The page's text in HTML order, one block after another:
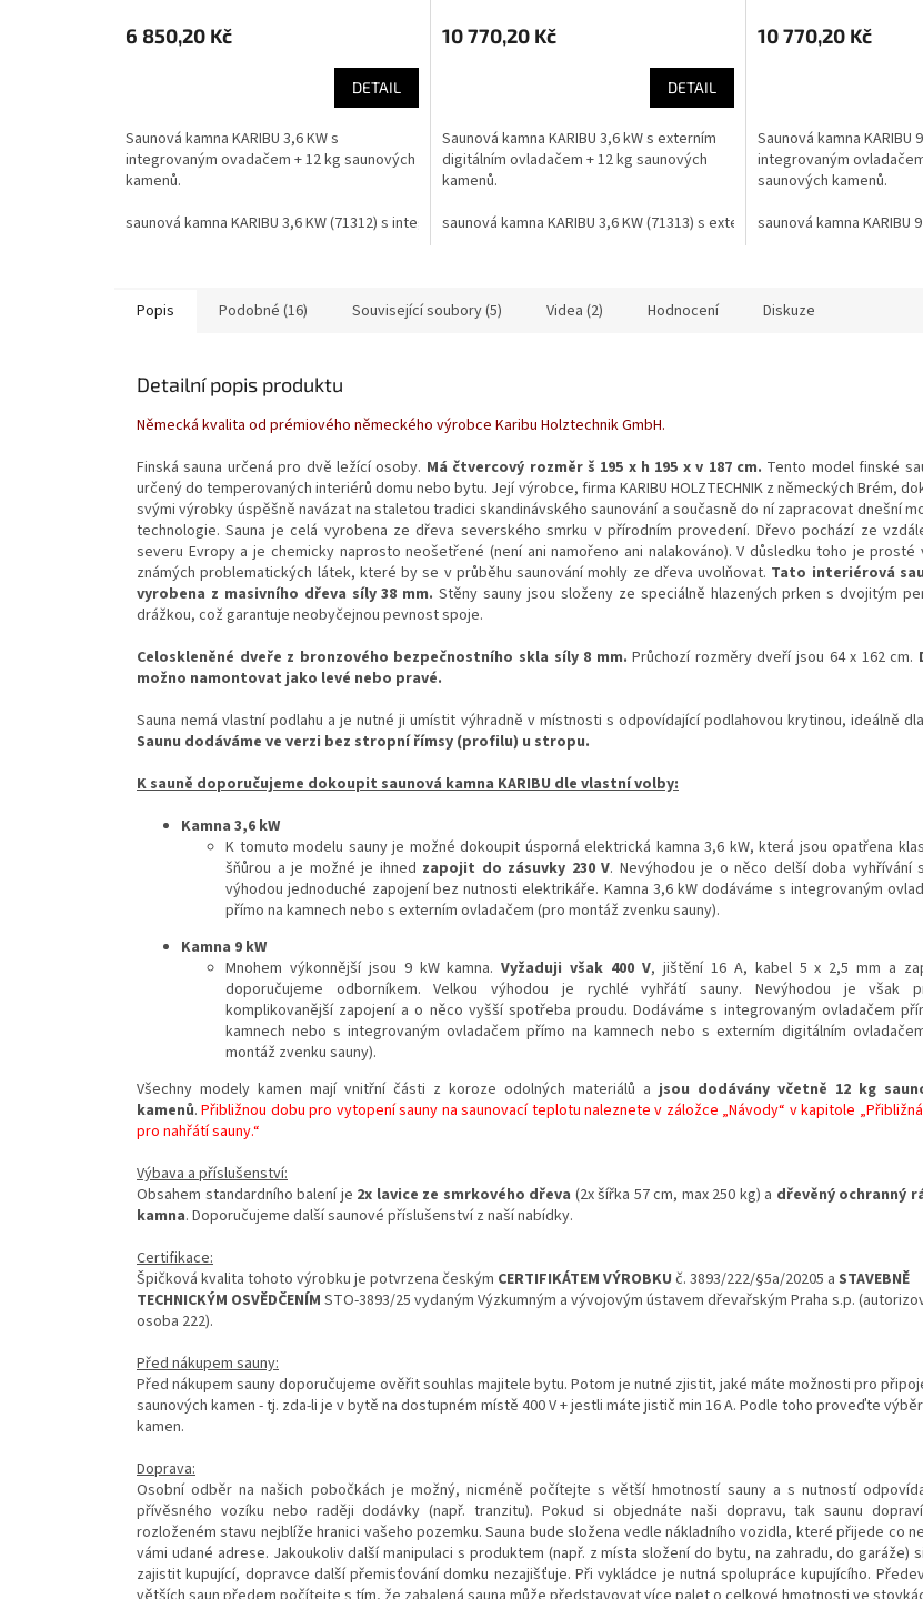
6 850,20 Kč
DETAIL
Saunová kamna KARIBU 3,6 KW s
integrovaným ovadačem + 12 kg saunových
kamenů.
saunová kamna KARIBU 3,6 KW (71312) s integrovaným ovladačem LG1916
10 770,20 Kč
DETAIL
Saunová kamna KARIBU 3,6 kW s externím
digitálním ovladačem + 12 kg saunových
kamenů.
saunová kamna KARIBU 3,6 KW (71313) s externím dig. ovladačem LG1917
10 770,20 Kč
Saunová kamna KARIBU
integrovaným
saunových kamenů.
saunová kamna KARIBU
Popis Podobné (16) Související soubory (5) Videa (2) Hodnocení Diskuze
Detailní popis produktu
Německá kvalita od prémiového německého výrobce Karibu Holztechnik GmbH.
Finská sauna určená pro dvě ležící osoby. Má čtvercový rozměr š 195 x h 195 x v 187 cm. Tento model finské
určený do temperovaných interiérů domu nebo bytu. Její výrobce, firma KARIBU HOLZTECHNIK z německých Brém,
svými výrobky úspěšně navázat na staletou tradici skandinávského saunování a současně do ní zapracovat dnešní
technologie. Sauna je celá vyrobena ze dřeva severského smrku v přírodním provedení. Dřevo pochází ze
severu Evropy a je chemicky naprosto neošetřené (není ani namořeno ani nalakováno). V důsledku toho je prosté
známých problematických látek, které by se v průběhu saunování mohly ze dřeva uvolňovat. Tato interiérová
vyrobena z masivního dřeva síly 38 mm. Stěny sauny jsou složeny ze speciálně hlazených prken s dvojitým
drážkou, což garantuje neobyčejnou pevnost spoje.
Celoskleněné dveře z bronzového bezpečnostního skla síly 8 mm.Průchozí rozměry dveří jsou 64 x 162 cm.
možno namontovat jako levé nebo pravé.
Sauna nemá vlastní podlahu a je nutné ji umístit výhradně v místnosti s odpovídající podlahovou krytinou, ideálně
Saunu dodáváme ve verzi bez stropní římsy (profilu) u stropu.
K sauně doporučujeme dokoupit saunová kamna KARIBU dle vlastní volby:
Kamna 3,6 kW
K tomuto modelu sauny je možné dokoupit úsporná elektrická kamna 3,6 kW, která jsou opatřena
šňůrou a je možné je ihned zapojit do zásuvky 230 V. Nevýhodou je o něco delší doba vyhřívání
výhodou jednoduché zapojení bez nutnosti elektrikáře. Kamna 3,6 kW dodáváme s integrovaným
přímo na kamnech nebo s externím ovladačem (pro montáž zvenku sauny).
Kamna 9 kW
Mnohem výkonnější jsou 9 kW kamna.Vyžaduji však 400 V, jištění 16 A, kabel 5 x 2,5 mm a
doporučujeme odborníkem. Velkou výhodou je rychlé vyhřátí sauny. Nevýhodou je však
komplikovanější zapojení a o něco vyšší spotřeba proudu. Dodáváme s integrovaným ovladačem
kamnech nebo s integrovaným ovladačem přímo na kamnech nebo s externím digitálním
montáž zvenku sauny).
Všechny modely kamen mají vnitřní části z koroze odolných materiálů a jsou dodávány včetně 12 kg
kamenů.Přibližnou dobu pro vytopení sauny na saunovací teplotu naleznete v záložce „Návody“ v kapitole
pro nahřátí sauny.“
Výbava a příslušenství:
Obsahem standardního balení je 2x lavice ze smrkového dřeva (2x šířka 57 cm, max 250 kg) a dřevěný ochranný
kamna. Doporučujeme další saunové příslušenství z naší nabídky.
Certifikace:
Špičková kvalita tohoto výrobku je potvrzena českým CERTIFIKÁTEM VÝROBKU č. 3893/222/§5a/20205 a STAVEBNĚ
TECHNICKÝM OSVĚDČENÍM STO-3893/25 vydaným Výzkumným a vývojovým ústavem dřevařským Praha s.p.
osoba 222).
Před nákupem sauny:
Před nákupem sauny doporučujeme ověřit souhlas majitele bytu. Potom je nutné zjistit, jaké máte možnosti pro
saunových kamen - tj. zda-li je v bytě na dostupném místě 400 V + jestli máte jistič min 16 A. Podle toho proveďte výběr
kamen.
Doprava:
Osobní odběr na našich pobočkách je možný, nicméně počítejte s větší hmotností sauny a s nutností
přívěsného vozíku nebo raději dodávky (např. tranzitu). Pokud si objednáte naši dopravu, tak saunu
rozloženém stavu nejblíže hranici vašeho pozemku. Sauna bude složena vedle nákladního vozidla, které přijede co
vámi udané adrese. Jakoukoliv další manipulaci s produktem (např. z místa složení do bytu, na zahradu, do garáže)
zajistit kupující, dopravce další přemisťování domku nezajišťuje. Při vykládce je nutná spolupráce kupujícího.